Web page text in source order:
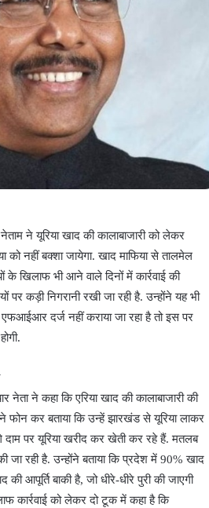
ने यूरिया खाद की कालाबाजारी को लेकर
को नहीं बक्शा जायेगा. खाद माफिया से तालमेल
के खिलाफ भी आने वाले दिनों में कार्रवाई की
पर कड़ी निगरानी रखी जा रही है. उन्होंने यह भी
दर्ज नहीं कराया जा रहा है तो इस पर
नेता ने कहा कि एरिया खाद की कालाबाजारी की
फोन कर बताया कि उन्हें झारखंड से यूरिया लाकर
दाम पर यूरिया खरीद कर खेती कर रहे हैं. मतलब
जा रही है. उन्होंने बताया कि प्रदेश में 90% खाद
आपूर्ति बाकी है, जो धीरे-धीरे पुरी की जाएगी
कार्रवाई को लेकर दो टूक में कहा है कि